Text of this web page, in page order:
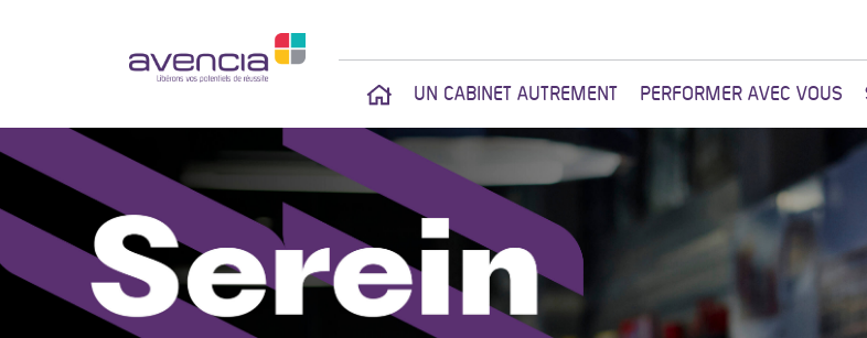
UN CABINET AUTREMENT PERFORMER AVEC VOUS